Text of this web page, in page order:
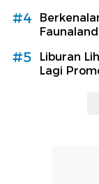
#4
#5
Liburan
Lagi